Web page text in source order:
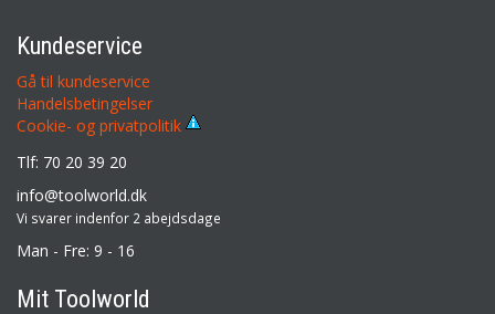
Kundeservice
Gå til kundeservice
Handelsbetingelser
Cookie- og privatpolitik
Tlf: 70 20 39 20
info@toolworld.dk
Vi svarer indenfor 2 abejdsdage
Man - Fre: 9 - 16
Mit Toolworld